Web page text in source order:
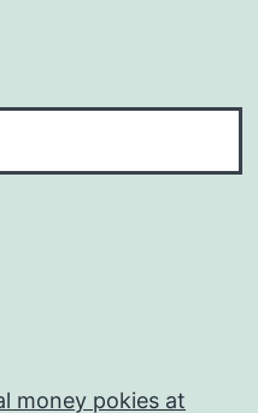
money pokies at